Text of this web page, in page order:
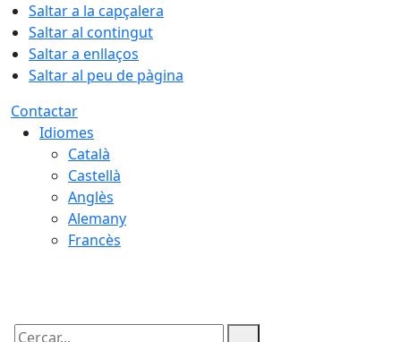
Saltar a la capçalera
Saltar al contingut
Saltar a enllaços
Saltar al peu de pàgina
Contactar
Idiomes
Català
Castellà
Anglès
Alemany
Francès